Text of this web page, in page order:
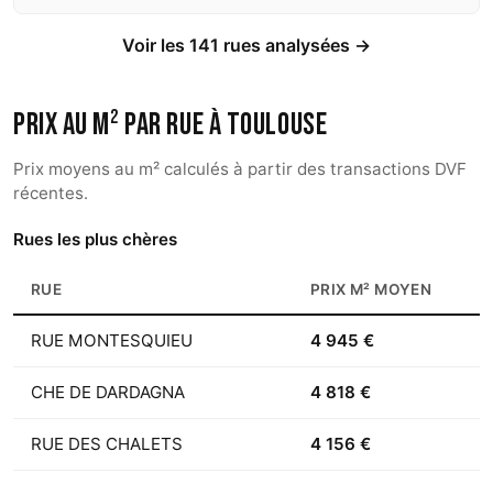
Voir les 141 rues analysées →
Prix au m² par rue à Toulouse
Prix moyens au m² calculés à partir des transactions DVF
récentes.
Rues les plus chères
RUE PRIX M² MOYEN
RUE MONTESQUIEU 4 945 €
CHE DE DARDAGNA 4 818 €
RUE DES CHALETS 4 156 €